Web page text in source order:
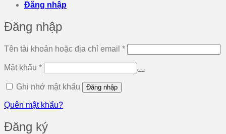
Đăng nhập
Đăng nhập
Tên tài khoản hoặc địa chỉ email *Bắt
buộc
Mật khẩu *Bắt
buộc
Ghi nhớ mật khẩu
Đăng nhập
Quên mật khẩu?
Đăng ký